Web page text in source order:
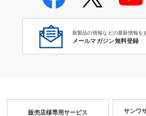
新製品の情報などの最新情報を
メールマガジン無料登録
販売店様専用サービス サンワ